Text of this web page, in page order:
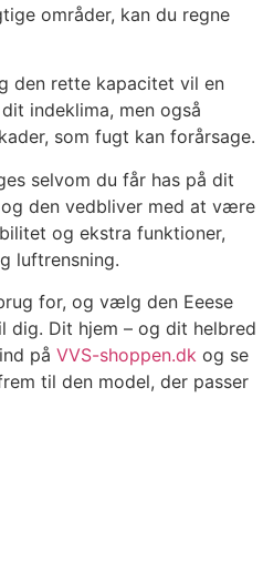
områder, kan du regne
den rette kapacitet vil en
indeklima, men også
som fugt kan forårsage.
selvom du får has på dit
den vedbliver med at være
og ekstra funktioner,
luftrensning.
for, og vælg den Eeese
dig. Dit hjem – og dit helbred
på VVS-shoppen.dk og se
til den model, der passer